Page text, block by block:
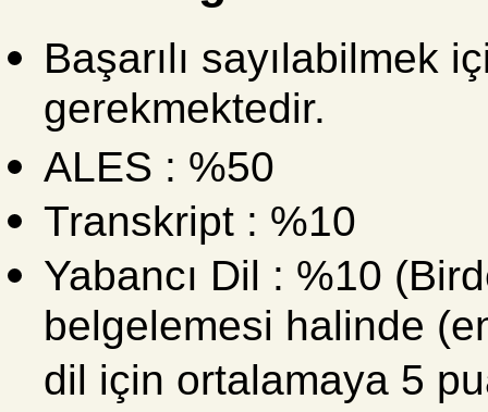
Başarılı sayılabilmek
gerekmektedir.
ALES : %50
Transkript : %10
Yabancı Dil : %10
belgelemesi halinde
dil için ortalamaya 5